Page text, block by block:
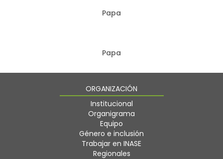
Papa
Papa
ORGANIZACIÓN
Institucional
Organigrama
Equipo
Género e inclusión
Trabajar en INASE
Regionales